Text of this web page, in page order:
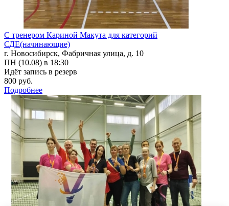
С тренером Кариной Макута для категорий
СДЕ(начинающие)
г. Новосибирск, Фабричная улица, д. 10
ПН (10.08) в 18:30
Идёт запись в резерв
800 руб.
Подробнее